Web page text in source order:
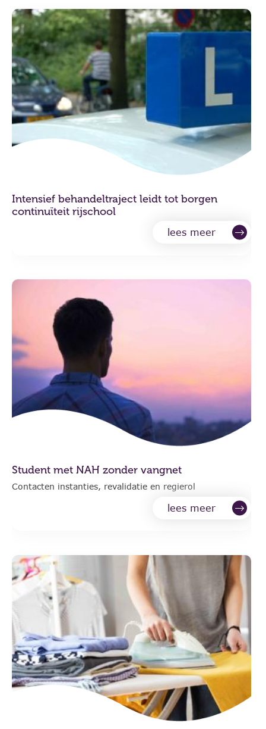
Intensief behandeltraject leidt tot borgen
continuïteit rijschool
lees meer
Student met NAH zonder vangnet
Contacten instanties, revalidatie en regierol
lees meer